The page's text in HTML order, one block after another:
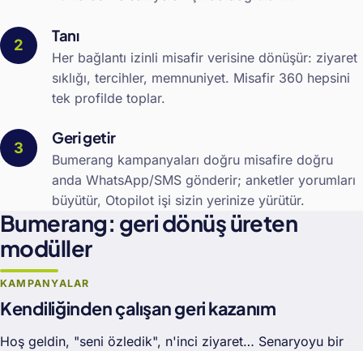
Tanı
Her bağlantı izinli misafir verisine dönüşür: ziyaret
sıklığı, tercihler, memnuniyet. Misafir 360 hepsini
tek profilde toplar.
Geri getir
Bumerang kampanyaları doğru misafire doğru
anda WhatsApp/SMS gönderir; anketler yorumları
büyütür, Otopilot işi sizin yerinize yürütür.
Bumerang: geri dönüş üreten
modüller
KAMPANYALAR
Kendiliğinden çalışan geri kazanım
Hoş geldin, "seni özledik", n'inci ziyaret… Senaryoyu bir